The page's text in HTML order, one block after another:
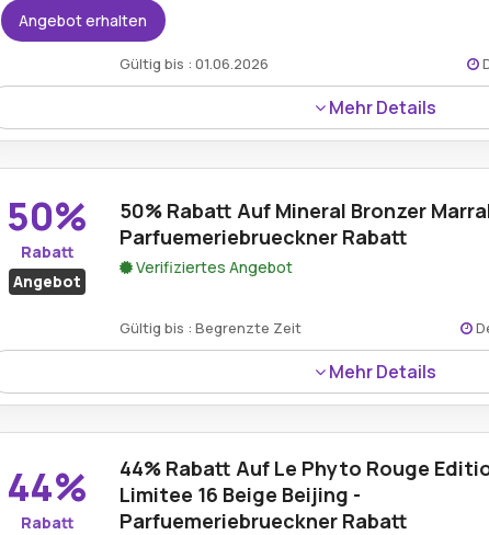
Angebot erhalten
Gültig bis : 01.06.2026
Mehr Details
Kostenloser Versand ist für alle Einkäufe über 50€ im Rahmen
von Parfuemerie Brueckner auf berechtigte Bestellungen im
50%
Rabatt
Angebot
50% Rabatt Auf Mineral Bronzer
Parfuemeriebrueckner Rabatt
Verifiziertes Angebot
Gültig bis : Begrenzte Zeit
Mehr Details
Ein Rabatt von 50% gilt für den Mineral Bronzer Marrakech und
durch den derzeit online verfügbaren Aktionsrabatt von
44%
Rabatt
44% Rabatt Auf Le Phyto Rouge
Limitee 16 Beige Beijing -
Parfuemeriebrueckner Rabatt